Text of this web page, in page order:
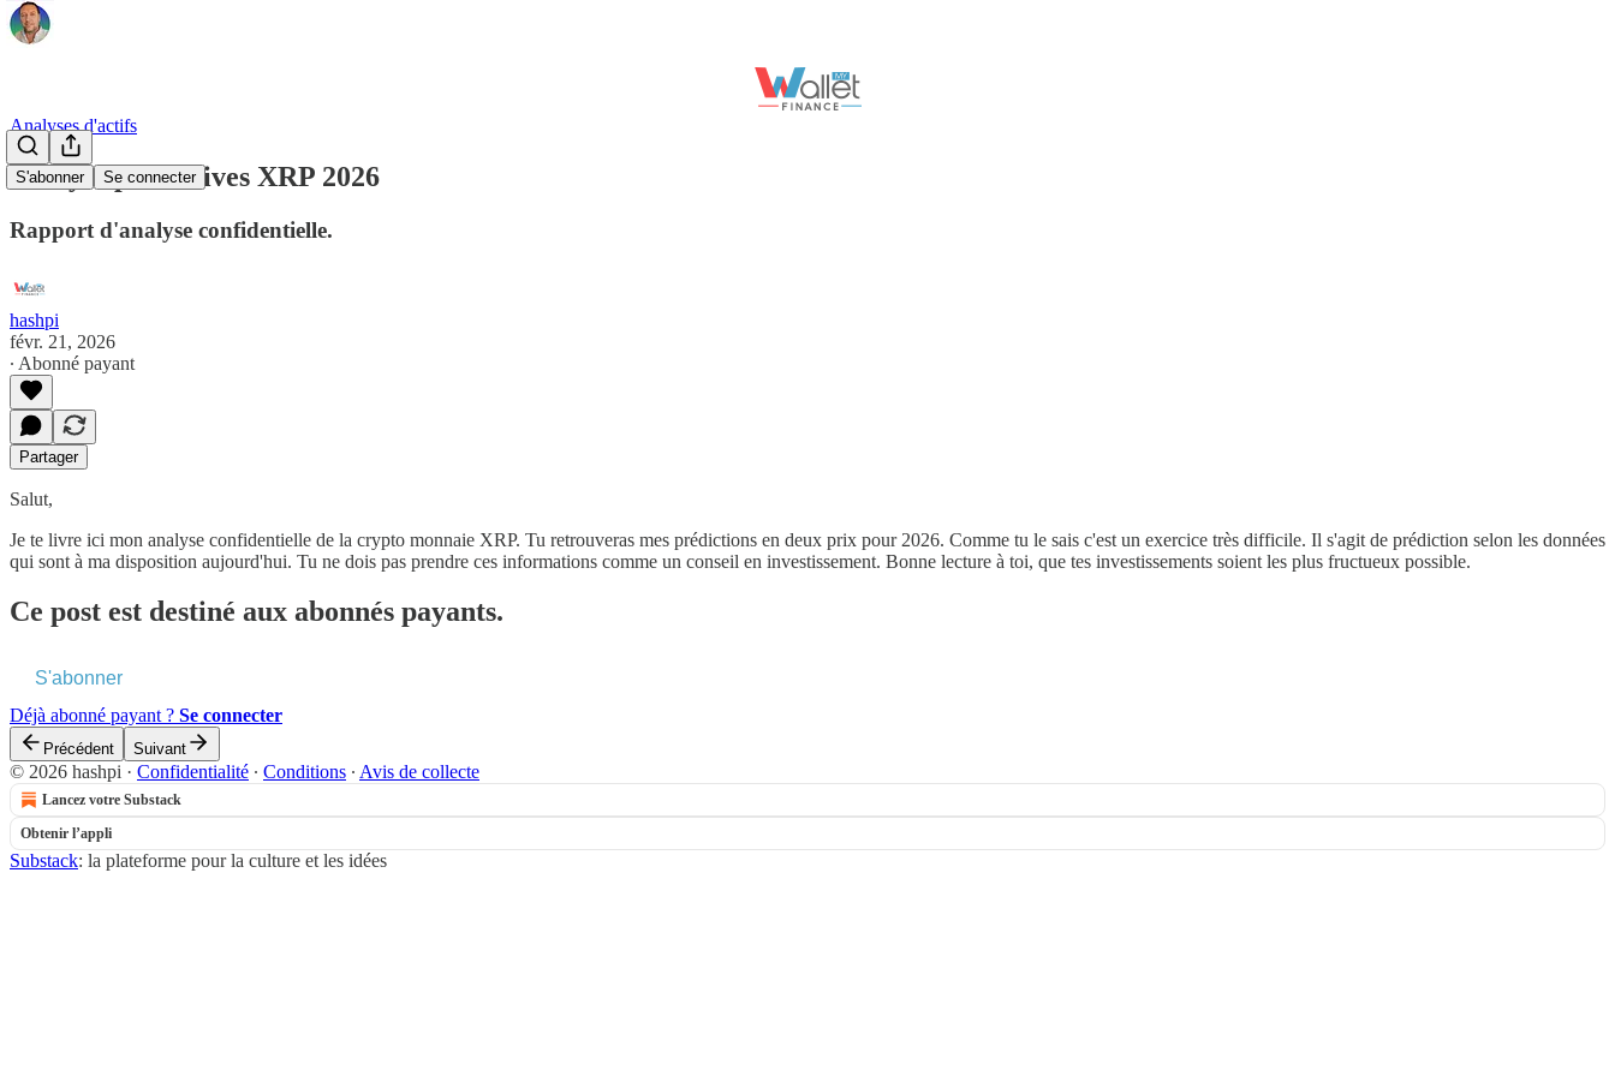
S'abonner Se connecter
Analyses d'actifs
Analyse predictives XRP 2026
Rapport d'analyse confidentielle.
hashpi
févr. 21, 2026
∙ Abonné payant
Partager
Salut,
Je te livre ici mon analyse confidentielle de la crypto monnaie XRP. Tu retrouveras mes prédictions en deux prix pour 2026. Comme tu le sais c'est un exercice très difficile. Il s'agit de prédiction selon les données
qui sont à ma disposition aujourd'hui. Tu ne dois pas prendre ces informations comme un conseil en investissement. Bonne lecture à toi, que tes investissements soient les plus fructueux possible.
Ce post est destiné aux abonnés payants.
S'abonner
Déjà abonné payant ? Se connecter
Précédent Suivant
© 2026 hashpi · Confidentialité ∙ Conditions ∙ Avis de collecte
Lancez votre Substack
Obtenir l’appli
Substack: la plateforme pour la culture et les idées